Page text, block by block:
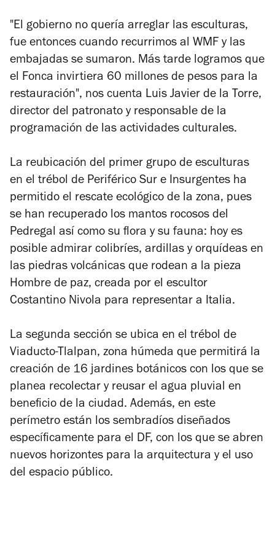
"El gobierno no quería arreglar las esculturas,
fue entonces cuando recurrimos al WMF y las
embajadas se sumaron. Más tarde logramos que
el Fonca invirtiera 60 millones de pesos para la
restauración", nos cuenta Luis Javier de la Torre,
director del patronato y responsable de la
programación de las actividades culturales.
La reubicación del primer grupo de esculturas
en el trébol de Periférico Sur e Insurgentes ha
permitido el rescate ecológico de la zona, pues
se han recuperado los mantos rocosos del
Pedregal así como su flora y su fauna: hoy es
posible admirar colibríes, ardillas y orquídeas en
las piedras volcánicas que rodean a la pieza
Hombre de paz, creada por el escultor
Costantino Nivola para representar a Italia.
La segunda sección se ubica en el trébol de
Viaducto-Tlalpan, zona húmeda que permitirá la
creación de 16 jardines botánicos con los que se
planea recolectar y reusar el agua pluvial en
beneficio de la ciudad. Además, en este
perímetro están los sembradíos diseñados
específicamente para el DF, con los que se abren
nuevos horizontes para la arquitectura y el uso
del espacio público.